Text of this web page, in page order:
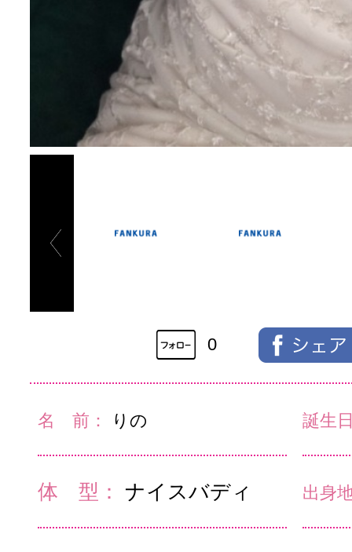
0
名 前： りの 誕生
体 型： ナイスバディ 出身